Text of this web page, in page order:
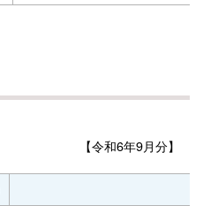
【令和6年9月分】